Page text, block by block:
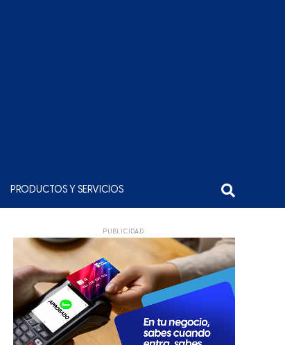
PRODUCTOS Y SERVICIOS
PUBLICIDAD